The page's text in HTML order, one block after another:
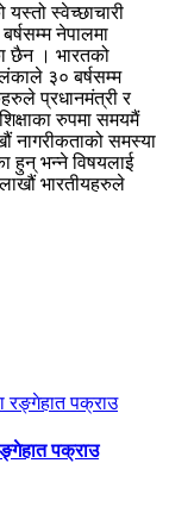
स्वेच्छाचारी
नेपालमा
छैन । भारतको
३० बर्षसम्म
प्रधानमंत्री र
रुपमा समयमैं
नागरीकताको समस्या
हुन् भन्ने विषयलाई
भारतीयहरुले
पक्राउ